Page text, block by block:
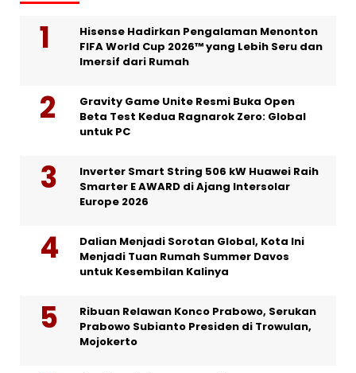
Hisense Hadirkan Pengalaman Menonton
FIFA World Cup 2026™ yang Lebih Seru dan
Imersif dari Rumah
Gravity Game Unite Resmi Buka Open
Beta Test Kedua Ragnarok Zero: Global
untuk PC
Inverter Smart String 506 kW Huawei Raih
Smarter E AWARD di Ajang Intersolar
Europe 2026
Dalian Menjadi Sorotan Global, Kota Ini
Menjadi Tuan Rumah Summer Davos
untuk Kesembilan Kalinya
Ribuan Relawan Konco Prabowo, Serukan
Prabowo Subianto Presiden di Trowulan,
Mojokerto